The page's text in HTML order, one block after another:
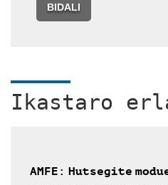
BIDALI
Ikastaro
AMFE: Hutsegite